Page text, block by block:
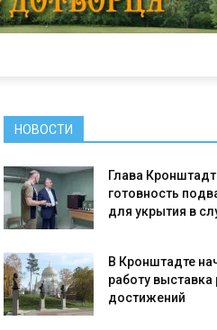
НОВОСТИ
Глава
готовность
для укрытия в
В Кронштадте
работу
достижений